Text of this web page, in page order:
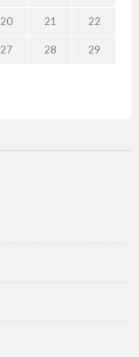
20 21 22
27 28 29